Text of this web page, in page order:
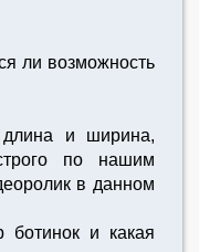
ли возможность
и ширина,
по нашим
в данном
ботинок и какая